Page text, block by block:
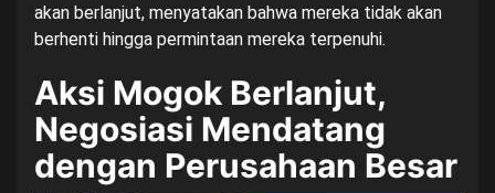
akan berlanjut, menyatakan bahwa mereka tidak akan
berhenti hingga permintaan mereka terpenuhi.
Aksi Mogok Berlanjut,
Negosiasi Mendatang
dengan Perusahaan Besar